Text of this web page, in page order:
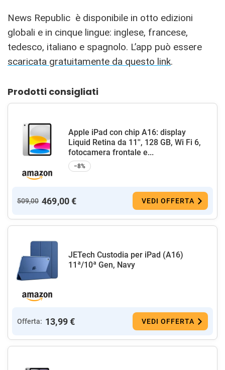
News Republic è disponibile in otto edizioni
globali e in cinque lingue: inglese, francese,
tedesco, italiano e spagnolo. L’app può essere
scaricata gratuitamente da questo link.
Prodotti consigliati
Apple iPad con chip A16: display
Liquid Retina da 11'', 128 GB, Wi Fi 6,
fotocamera frontale e...
−8%
509,00 469,00 € VEDI OFFERTA
JETech Custodia per iPad (A16)
11ª/10ª Gen, Navy
Offerta: 13,99 € VEDI OFFERTA